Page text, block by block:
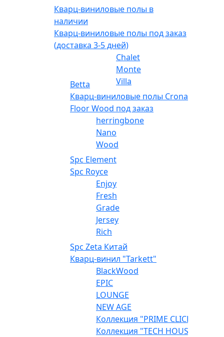
Кварц-виниловые полы в
наличии
Кварц-виниловые полы под заказ
(доставка 3-5 дней)
Betta
Chalet
Monte
Villa
Кварц-виниловые полы Crona
Floor Wood под заказ
herringbone
Nano
Wood
Spc Element
Spc Royce
Enjoy
Fresh
Grade
Jersey
Rich
Spc Zeta Китай
Кварц-винил "Tarkett"
BlackWood
EPIC
LOUNGE
NEW AGE
Коллекция "PRIME CLICK"
Коллекция "TECH HOUSE"